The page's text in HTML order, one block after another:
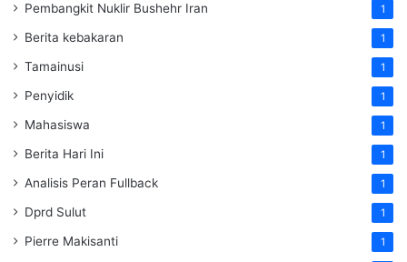
Pembangkit Nuklir Bushehr Iran 1
Berita kebakaran 1
Tamainusi 1
Penyidik 1
Mahasiswa 1
Berita Hari Ini 1
Analisis Peran Fullback 1
Dprd Sulut 1
Pierre Makisanti 1